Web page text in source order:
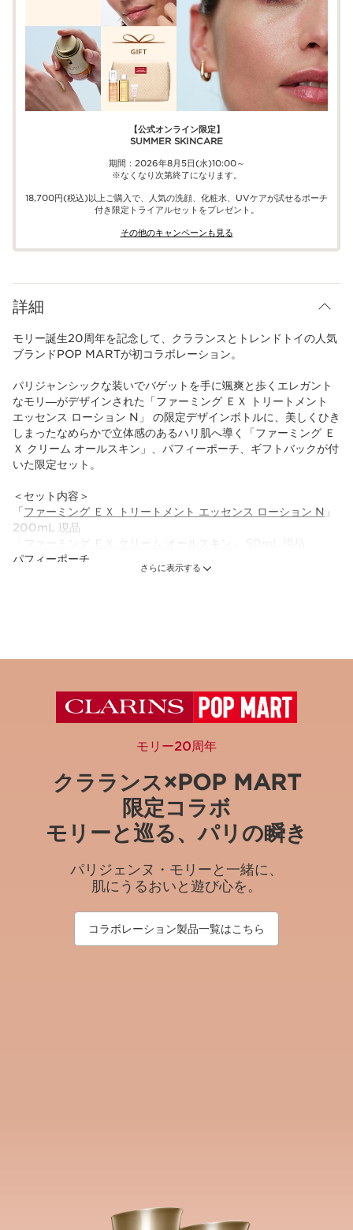
【公式オンライン限定】​​
SUMMER SKINCARE
期間：2026年8月5日(水)10:00～
※なくなり次第終了になります。
18,700円(税込)以上ご購入で、​人気の洗顔、化粧水、UVケアが試せる​ポーチ
付き限定トライアルセットをプレゼント。​
その他のキャンペーンも見る​
詳細
さらに表示する
モリー誕生20周年を記念して、​クラランスと​トレンドトイの人気
ブランドPOP MARTが初コラボレーション。​
パリジャンシックな装いでバゲットを手に颯爽と歩くエレガント
なモリ―がデザインされた「ファーミング ＥＸ トリートメント
エッセンス ローション N」 の限定デザインボトルに、美しくひき
しまったなめらかで立体感のあるハリ肌へ導く「ファーミング Ｅ
Ｘ クリーム オールスキン」、パフィーポーチ、ギフトバックが付
いた限定セット。
＜セット内容＞
「 ファーミング ＥＸ トリートメント エッセンス ローション N 」
200mL 現品
ファーミング ＥＸ クリーム オールスキン
パフィーポーチ
リートメント エッセンス ローション N limited
ファーミング ＥＸ クリーム オールスキン
コラーゲンへ挑戦*1。エイジングケア*2クリーム
50 mL
パフィーポーチ
1 item
モリー20周年
クラランス×POP MART
限定コラボ
モリーと巡る、パリの瞬き
パリジェンヌ・モリーと一緒に、
肌にうるおいと遊び心を。
コラボレーション製品一覧はこちら